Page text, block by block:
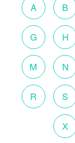
A B
G H
M N
R S
X